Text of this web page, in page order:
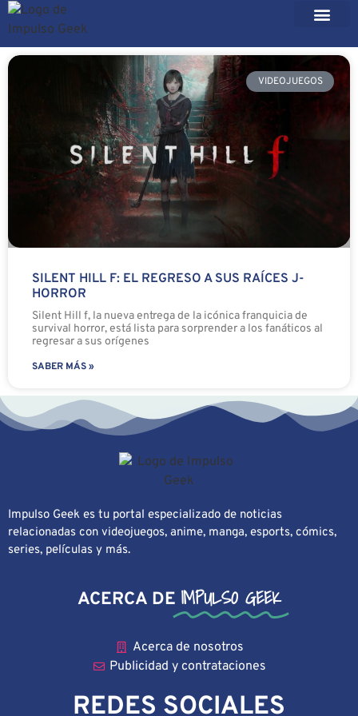
VIDEOJUEGOS
SILENT HILL F: EL REGRESO A SUS RAÍCES J-
HORROR
Silent Hill f, la nueva entrega de la icónica franquicia de
survival horror, está lista para sorprender a los fanáticos al
regresar a sus orígenes
SABER MÁS »
Impulso Geek es tu portal especializado de noticias
relacionadas con videojuegos, anime, manga, esports, cómics,
series, películas y más.
ACERCA DE IMPULSO GEEK
Acerca de nosotros
Publicidad y contrataciones
REDES SOCIALES